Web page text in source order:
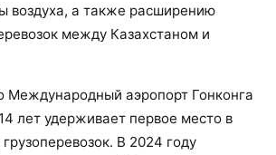
воздуха, а также расширению
между Казахстаном и
Международный аэропорт Гонконга
лет удерживает первое место в
В 2024 году